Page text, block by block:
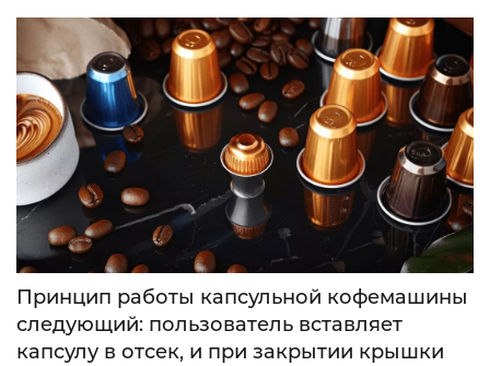
Принцип работы капсульной кофемашины
следующий: пользователь вставляет
капсулу в отсек, и при закрытии крышки